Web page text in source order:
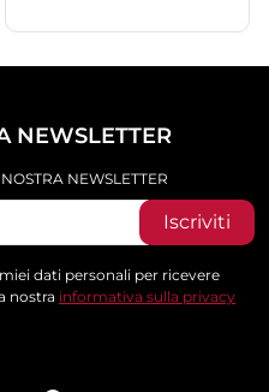
NEWSLETTER
NEWSLETTER
Iscriviti
dati personali per ricevere
nostra informativa sulla privacy